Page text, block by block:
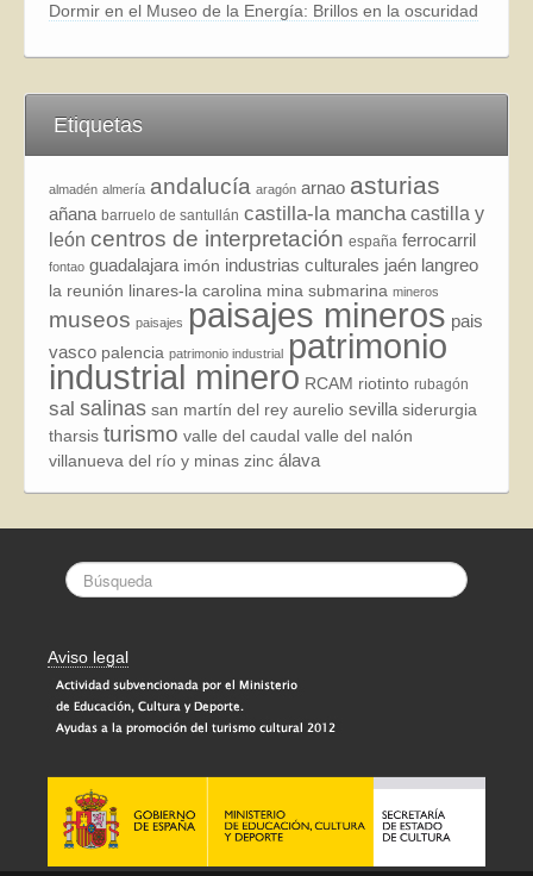
Dormir en el Museo de la Energía: Brillos en la oscuridad
Etiquetas
almadén almería andalucía aragón arnao asturias
añana barruelo de santullán castilla-la mancha castilla y
león centros de interpretación españa ferrocarril
fontao guadalajara imón industrias culturales jaén langreo
la reunión linares-la carolina mina submarina mineros
museos paisajes paisajes mineros pais
vasco palencia patrimonio industrial patrimonio
industrial minero RCAM riotinto rubagón
sal salinas san martín del rey aurelio sevilla siderurgia
tharsis turismo valle del caudal valle del nalón
villanueva del río y minas zinc álava
Aviso legal